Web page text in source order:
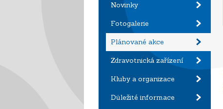
Novinky
Fotogalerie
Plánované akce
Zdravotnická zařízení
Kluby a organizace
Důležité informace